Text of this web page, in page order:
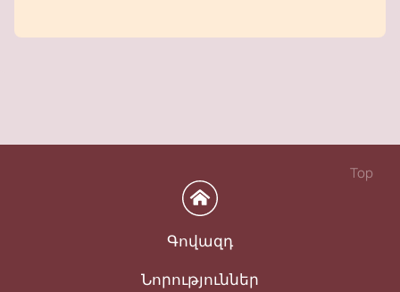
Top
Գովազդ
Նորություններ